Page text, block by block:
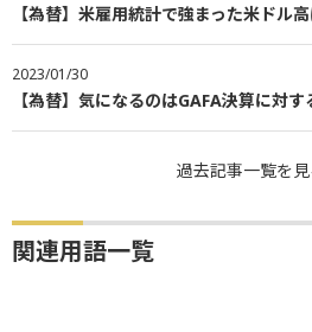
【為替】米雇用統計で強まった米ドル
2023/01/30
【為替】気になるのはGAFA決算に対
過去記事一覧を見
関連用語一覧